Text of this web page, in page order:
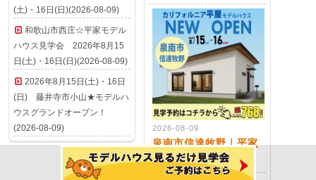
(土)・16日(日)(2026-08-09)
和歌山市西庄☆平家モデル
ハウス見学会 2026年8月15
日(土)・16日(日)(2026-08-09)
2026年8月15日(土)・16日
(日) 藤井寺市小山★モデルハ
ウスグランドオープン！
(2026-08-09)
2026-08-09
泉南市信達牧野｜平家
モデルハウス見学会